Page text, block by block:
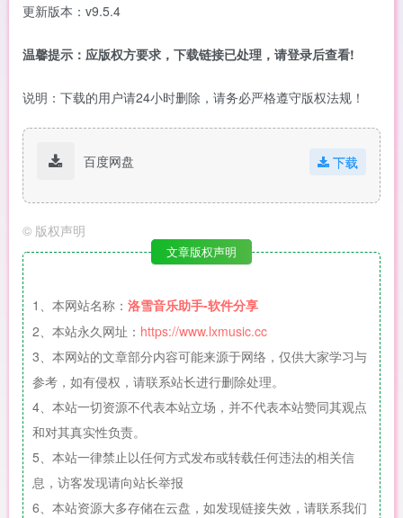
更新版本：v9.5.4
温馨提示：应版权方要求，下载链接已处理，请登录后查看!
说明：下载的用户请24小时删除，请务必严格遵守版权法规！
百度网盘 下载
© 版权声明
文章版权声明
1、本网站名称： 洛雪音乐助手-软件分享
2、本站永久网址： https://www.lxmusic.cc
3、本网站的文章部分内容可能来源于网络，仅供大家学习与
参考，如有侵权，请联系站长进行删除处理。
4、本站一切资源不代表本站立场，并不代表本站赞同其观点
和对其真实性负责。
5、本站一律禁止以任何方式发布或转载任何违法的相关信
息，访客发现请向站长举报
6、本站资源大多存储在云盘，如发现链接失效，请联系我们